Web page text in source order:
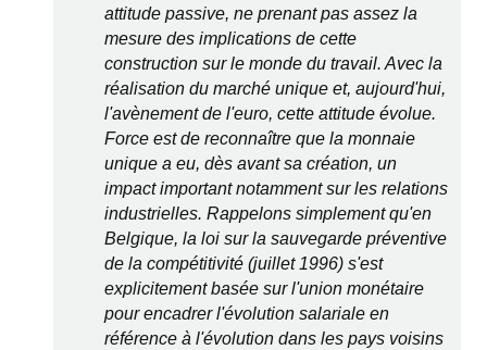
attitude passive, ne prenant pas assez la
mesure des implications de cette
construction sur le monde du travail. Avec la
réalisation du marché unique et, aujourd'hui,
l'avènement de l'euro, cette attitude évolue.
Force est de reconnaître que la monnaie
unique a eu, dès avant sa création, un
impact important notamment sur les relations
industrielles. Rappelons simplement qu'en
Belgique, la loi sur la sauvegarde préventive
de la compétitivité (juillet 1996) s'est
explicitement basée sur l'union monétaire
pour encadrer l'évolution salariale en
référence à l'évolution dans les pays voisins